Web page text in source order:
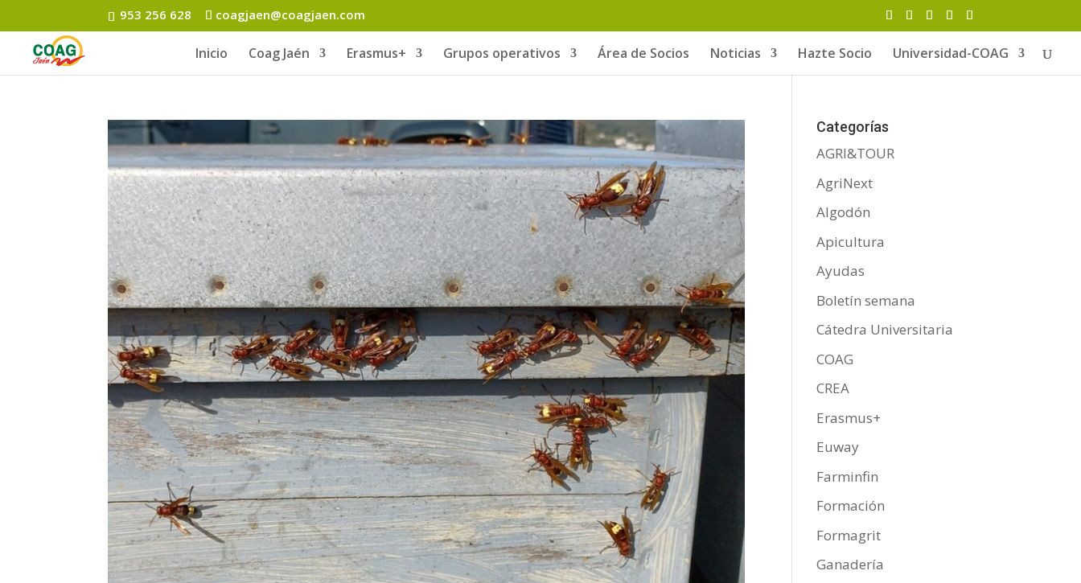
953 256 628 coagjaen@coagjaen.com
Inicio Coag Jaén Erasmus+ Grupos operativos Área de Socios Noticias Hazte Socio Universidad-COAG
Categorías
AGRI&TOUR
AgriNext
Algodón
Apicultura
Ayudas
Boletín semana
Cátedra Universitaria
COAG
CREA
Erasmus+
Euway
Farminfin
Formación
Formagrit
Ganadería